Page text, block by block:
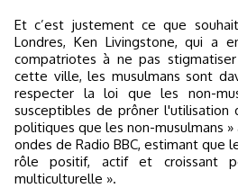
Et c’est justement ce que
Londres, Ken Livingstone, qui a
compatriotes à ne pas
cette ville, les musulmans sont
respecter la loi que les non-
susceptibles de prôner l'utilisation
politiques que les non-musulmans
ondes de Radio BBC, estimant que
rôle positif, actif et croissant
multiculturelle ».